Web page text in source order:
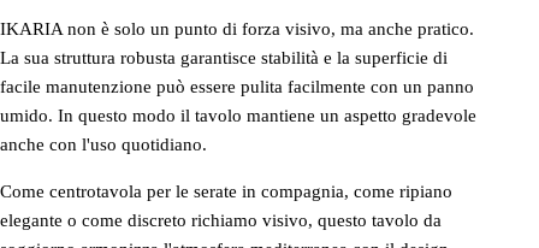
IKARIA non è solo un punto di forza visivo, ma anche pratico.
La sua struttura robusta garantisce stabilità e la superficie di
facile manutenzione può essere pulita facilmente con un panno
umido. In questo modo il tavolo mantiene un aspetto gradevole
anche con l'uso quotidiano.
Come centrotavola per le serate in compagnia, come ripiano
elegante o come discreto richiamo visivo, questo tavolo da